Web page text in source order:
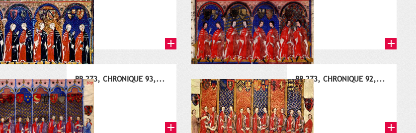
1369 1370
BB 273, CHRONIQUE 93,...
1393
BB 273, CHRONIQUE 92,...
1392